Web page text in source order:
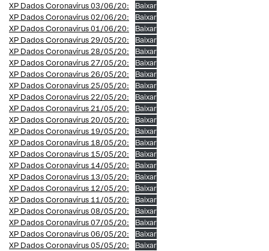
XP Dados Coronavírus 03/06/20:
Baixar
XP Dados Coronavírus 02/06/20:
Baixar
XP Dados Coronavírus 01/06/20:
Baixar
XP Dados Coronavírus 29/05/20:
Baixar
XP Dados Coronavírus 28/05/20:
Baixar
XP Dados Coronavírus 27/05/20:
Baixar
XP Dados Coronavírus 26/05/20:
Baixar
XP Dados Coronavírus 25/05/20:
Baixar
XP Dados Coronavírus 22/05/20:
Baixar
XP Dados Coronavírus 21/05/20:
Baixar
XP Dados Coronavírus 20/05/20:
Baixar
XP Dados Coronavírus 19/05/20:
Baixar
XP Dados Coronavírus 18/05/20:
Baixar
XP Dados Coronavírus 15/05/20:
Baixar
XP Dados Coronavírus 14/05/20:
Baixar
XP Dados Coronavírus 13/05/20:
Baixar
XP Dados Coronavírus 12/05/20:
Baixar
XP Dados Coronavírus 11/05/20:
Baixar
XP Dados Coronavírus 08/05/20:
Baixar
XP Dados Coronavírus 07/05/20:
Baixar
XP Dados Coronavírus 06/05/20:
Baixar
XP Dados Coronavírus 05/05/20:
Baixar